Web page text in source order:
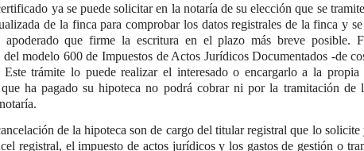
ya se puede solicitar en la notaría de su elección que se
de la finca para comprobar los datos registrales de la finca y
apoderado que firme la escritura en el plazo más breve posible.
modelo 600 de Impuestos de Actos Jurídicos Documentados -de
trámite lo puede realizar el interesado o encargarlo a la
ha pagado su hipoteca no podrá cobrar ni por la tramitación de
de la hipoteca son de cargo del titular registral que lo
registral, el impuesto de actos jurídicos y los gastos de gestión o